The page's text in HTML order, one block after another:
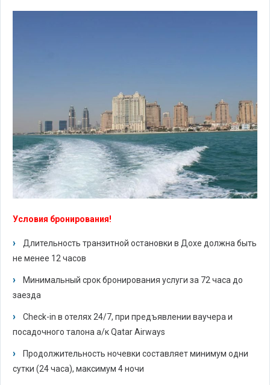
Условия бронирования!
Длительность транзитной остановки в Дохе должна быть
не менее 12 часов
Минимальный срок бронирования услуги за 72 часа до
заезда
Check-in в отелях 24/7, при предъявлении ваучера и
посадочного талона а/к Qatar Airways
Продолжительность ночевки составляет минимум одни
сутки (24 часа), максимум 4 ночи